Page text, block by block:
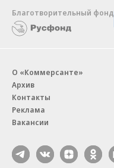
Благотворительный фонд
О «Коммерсанте»
Архив
Контакты
Реклама
Вакансии